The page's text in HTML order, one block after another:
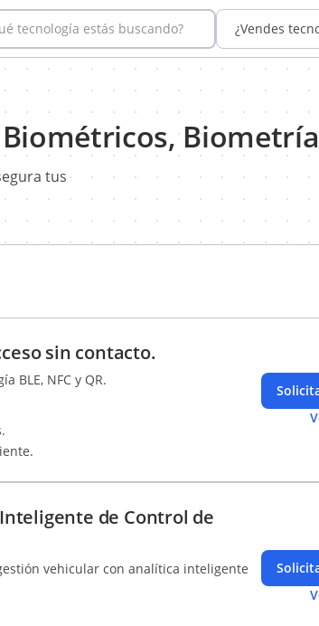
tecnología estás buscando? ¿Vendes
Biometría
tus
sin contacto.
BLE, NFC y QR.
de Control de
vehicular con analítica inteligente